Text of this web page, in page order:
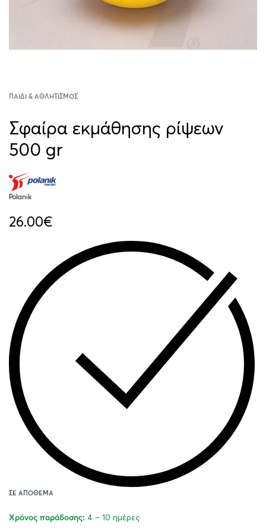
ΠΑΙΔΊ & ΑΘΛΗΤΙΣΜΌΣ
Σφαίρα εκμάθησης ρίψεων
500 gr
Polanik
26.00€
ΣΕ ΑΠΌΘΕΜΑ
Χρόνος παράδοσης: 4 – 10 ημέρες